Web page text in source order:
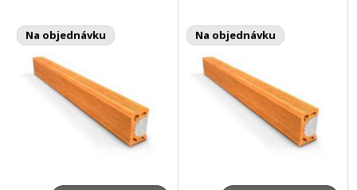
Na objednávku Na objednávku